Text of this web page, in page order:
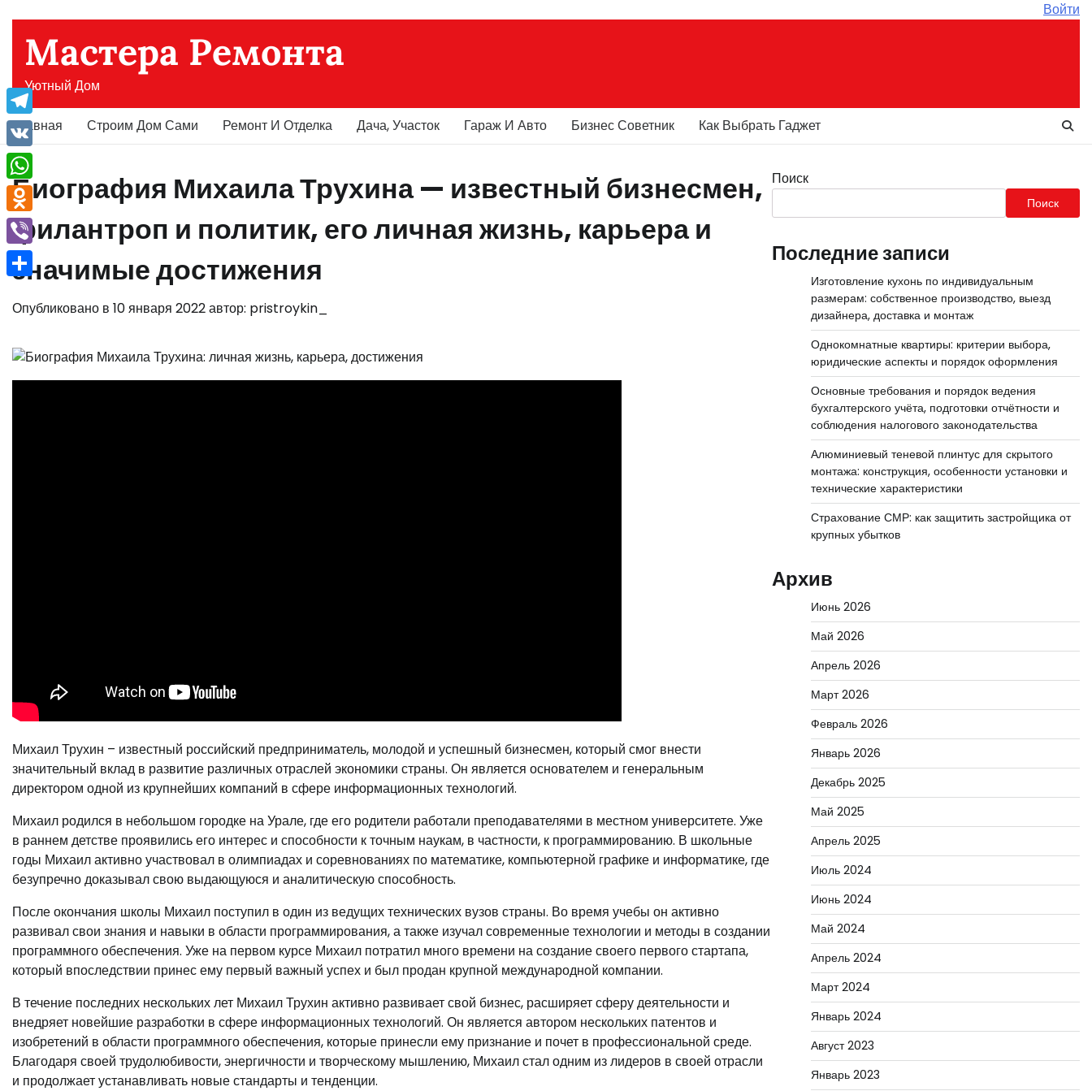
содержимому
Войти
Мастера Ремонта
Уютный Дом
Главная Строим Дом Сами Ремонт И Отделка Дача, Участок Гараж И Авто Бизнес Советник Как Выбрать Гаджет
Биография Михаила Трухина — известный бизнесмен,
филантроп и политик, его личная жизнь, карьера и
значимые достижения
Опубликовано в 10 января 2022автор: pristroykin_
Михаил Трухин – известный российский предприниматель, молодой и успешный бизнесмен, который смог внести
значительный вклад в развитие различных отраслей экономики страны. Он является основателем и генеральным
директором одной из крупнейших компаний в сфере информационных технологий.
Михаил родился в небольшом городке на Урале, где его родители работали преподавателями в местном университете. Уже
в раннем детстве проявились его интерес и способности к точным наукам, в частности, к программированию. В школьные
годы Михаил активно участвовал в олимпиадах и соревнованиях по математике, компьютерной графике и информатике, где
безупречно доказывал свою выдающуюся и аналитическую способность.
После окончания школы Михаил поступил в один из ведущих технических вузов страны. Во время учебы он активно
развивал свои знания и навыки в области программирования, а также изучал современные технологии и методы в создании
программного обеспечения. Уже на первом курсе Михаил потратил много времени на создание своего первого стартапа,
который впоследствии принес ему первый важный успех и был продан крупной международной компании.
В течение последних нескольких лет Михаил Трухин активно развивает свой бизнес, расширяет сферу деятельности и
внедряет новейшие разработки в сфере информационных технологий. Он является автором нескольких патентов и
изобретений в области программного обеспечения, которые принесли ему признание и почет в профессиональной среде.
Благодаря своей трудолюбивости, энергичности и творческому мышлению, Михаил стал одним из лидеров в своей отрасли
и продолжает устанавливать новые стандарты и тенденции.
Поиск
Поиск
Последние записи
Изготовление кухонь по индивидуальным
размерам: собственное производство, выезд
дизайнера, доставка и монтаж
Однокомнатные квартиры: критерии выбора,
юридические аспекты и порядок оформления
Основные требования и порядок ведения
бухгалтерского учёта, подготовки отчётности и
соблюдения налогового законодательства
Алюминиевый теневой плинтус для скрытого
монтажа: конструкция, особенности установки и
технические характеристики
Страхование СМР: как защитить застройщика от
крупных убытков
Архив
Июнь 2026
Май 2026
Апрель 2026
Март 2026
Февраль 2026
Январь 2026
Декабрь 2025
Май 2025
Апрель 2025
Июль 2024
Июнь 2024
Май 2024
Апрель 2024
Март 2024
Январь 2024
Август 2023
Январь 2023
Telegram
VK
WhatsApp
Odnoklassniki
Viber